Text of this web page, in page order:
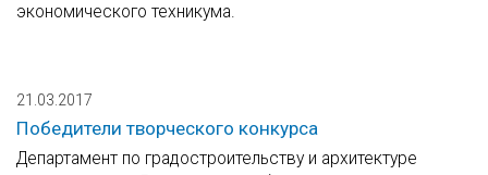
экономического техникума.
21.03.2017
Победители творческого конкурса
Департамент по градостроительству и архитектуре